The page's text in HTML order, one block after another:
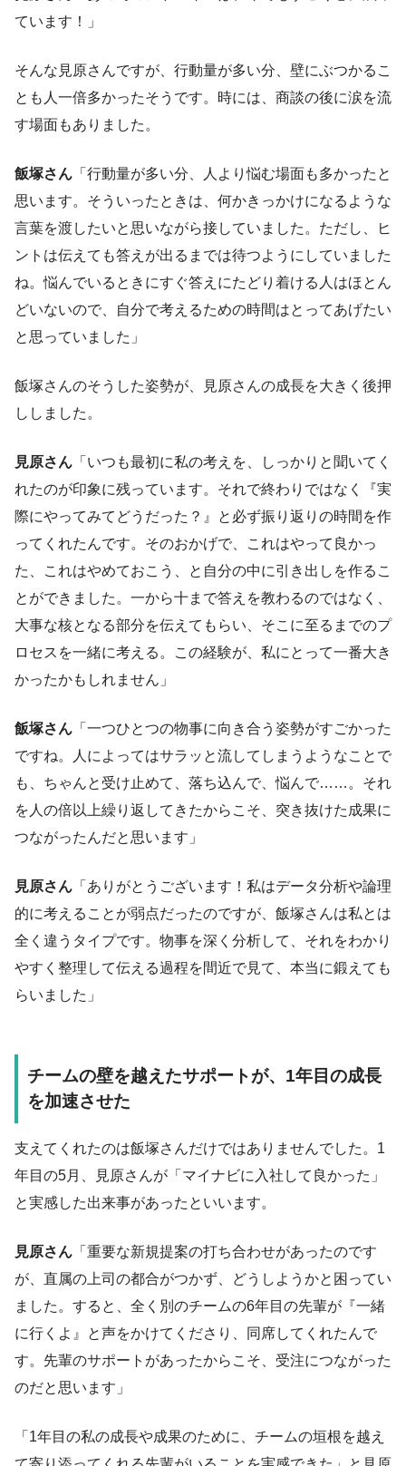
ています！」
そんな見原さんですが、行動量が多い分、壁にぶつかるこ
とも人一倍多かったそうです。時には、商談の後に涙を流
す場面もありました。
飯塚さん 「行動量が多い分、人より悩む場面も多かったと
思います。そういったときは、何かきっかけになるような
言葉を渡したいと思いながら接していました。ただし、ヒ
ントは伝えても答えが出るまでは待つようにしていました
ね。悩んでいるときにすぐ答えにたどり着ける人はほとん
どいないので、自分で考えるための時間はとってあげたい
と思っていました」
飯塚さんのそうした姿勢が、見原さんの成長を大きく後押
ししました。
見原さん 「いつも最初に私の考えを、しっかりと聞いてく
れたのが印象に残っています。それで終わりではなく『実
際にやってみてどうだった？』と必ず振り返りの時間を作
ってくれたんです。そのおかげで、これはやって良かっ
た、これはやめておこう、と自分の中に引き出しを作るこ
とができました。一から十まで答えを教わるのではなく、
大事な核となる部分を伝えてもらい、そこに至るまでのプ
ロセスを一緒に考える。この経験が、私にとって一番大き
かったかもしれません」
飯塚さん 「一つひとつの物事に向き合う姿勢がすごかった
ですね。人によってはサラッと流してしまうようなことで
も、ちゃんと受け止めて、落ち込んで、悩んで……。それ
を人の倍以上繰り返してきたからこそ、突き抜けた成果に
つながったんだと思います」
見原さん 「ありがとうございます！私はデータ分析や論理
的に考えることが弱点だったのですが、飯塚さんは私とは
全く違うタイプです。物事を深く分析して、それをわかり
やすく整理して伝える過程を間近で見て、本当に鍛えても
らいました」
チームの壁を越えたサポートが、1年目の成長
を加速させた
支えてくれたのは飯塚さんだけではありませんでした。1
年目の5月、見原さんが「マイナビに入社して良かった」
と実感した出来事があったといいます。
見原さん 「重要な新規提案の打ち合わせがあったのです
が、直属の上司の都合がつかず、どうしようかと困ってい
ました。すると、全く別のチームの6年目の先輩が『一緒
に行くよ』と声をかけてくださり、同席してくれたんで
す。先輩のサポートがあったからこそ、受注につながった
のだと思います」
「1年目の私の成長や成果のために、チームの垣根を越え